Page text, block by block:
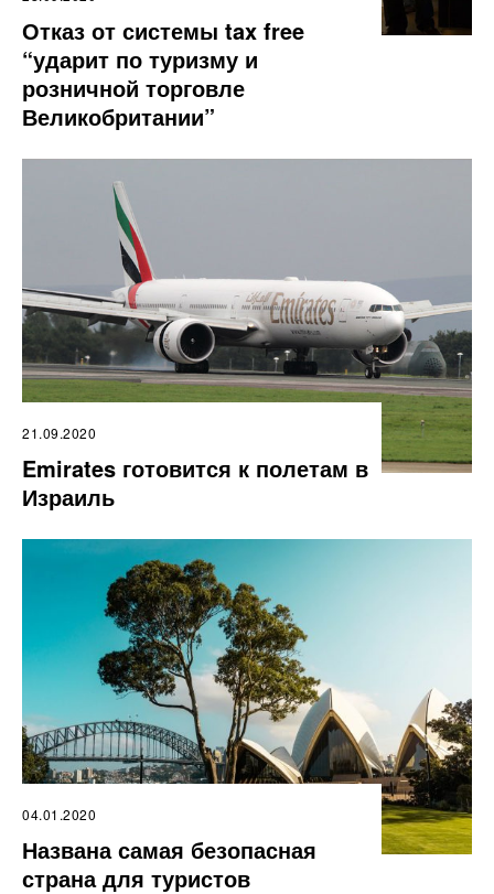
Отказ от системы tax free
“ударит по туризму и
розничной торговле
Великобритании”
21.09.2020
Emirates готовится к полетам в
Израиль
04.01.2020
Названа самая безопасная
страна для туристов